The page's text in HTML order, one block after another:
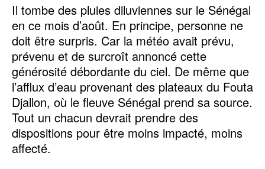
Il tombe des pluies diluviennes sur le Sénégal
en ce mois d’août. En principe, personne ne
doit être surpris. Car la météo avait prévu,
prévenu et de surcroît annoncé cette
générosité débordante du ciel. De même que
l’afflux d’eau provenant des plateaux du Fouta
Djallon, où le fleuve Sénégal prend sa source.
Tout un chacun devrait prendre des
dispositions pour être moins impacté, moins
affecté.